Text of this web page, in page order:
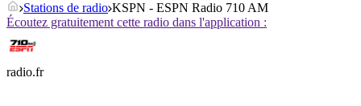
Stations de radio KSPN - ESPN Radio 710 AM
Écoutez gratuitement cette radio dans l'application :
radio.fr